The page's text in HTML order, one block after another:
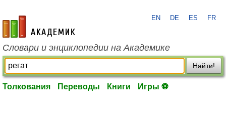
academic.ru
EN DE ES FR
Словари и энциклопедии на Академике
Найти!
Толкования Переводы Книги Игры ⚽